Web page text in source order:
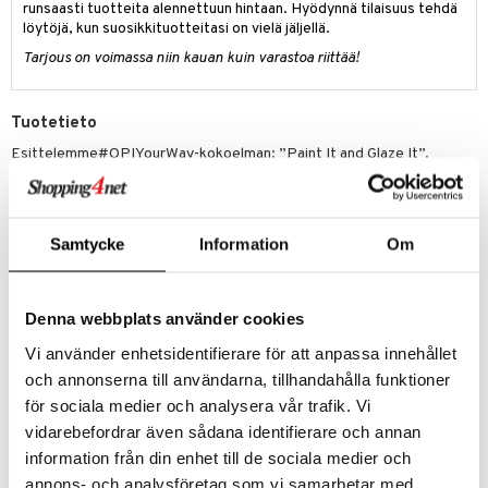
Samtycke Information Om
Denna webbplats använder cookies
Vi använder enhetsidentifierare för att anpassa innehållet
och annonserna till användarna, tillhandahålla funktioner
för sociala medier och analysera vår trafik. Vi
vidarebefordrar även sådana identifierare och annan
information från din enhet till de sociala medier och
annons- och analysföretag som vi samarbetar med.
runsaasti tuotteita alennettuun hintaan. Hyödynnä tilaisuus tehdä
löytöjä, kun suosikkituotteitasi on vielä jäljellä.
Tarjous on voimassa niin kauan kuin varastoa riittää!
Tuotetieto
Esittelemme#OPIYourWay-kokoelman: ”Paint It and Glaze It”.
Uusi OPI Your Way -kokoelma keväälle 2024 sisältää täysin
muokattavan paletin hohtavia ja kimaltelevia sävyjä, jotka on
henkilökohtaisia värivaihtoehtoja.
OPI:n Infinite Shine on kolmivaiheinen kynsilakka, joka kestää pitkään
Primeria ja Infinite Shine Glossia pidemmän kestävyyden luomiseen.
How to paint it and glaze it:
Vaihe 1: Valmistele kynsi ja levitä Base Coat. Valitse sitten haluamasi
kermainen sävy pohjaksi.
Vaihe 2: Levitä jokin hohtavista ja kimaltelevista sävyistä kermaisen
sävyn päälle.
Geelimäinen kestävyys ja kiilto jopa 11 päivää.